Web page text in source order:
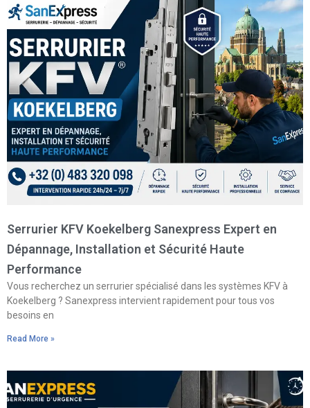
Serrurier KFV Koekelberg Sanexpress Expert en
Dépannage, Installation et Sécurité Haute
Performance
Vous recherchez un serrurier spécialisé dans les systèmes KFV à
Koekelberg ? Sanexpress intervient rapidement pour tous vos
besoins en
Read More »